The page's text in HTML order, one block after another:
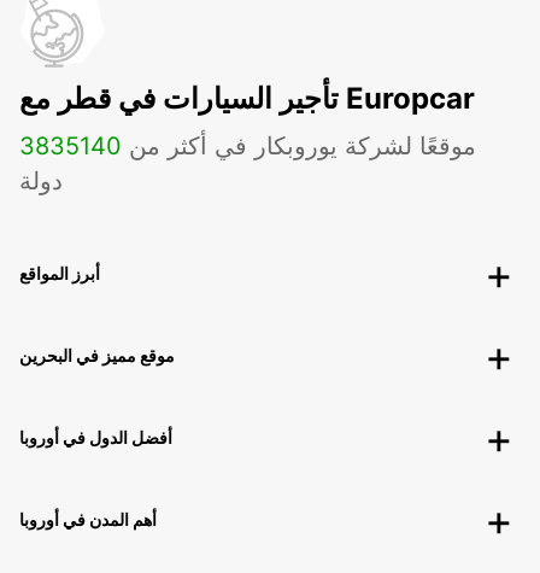
تأجير السيارات في قطر مع Europcar
3835 موقعًا لشركة يوروبكار في أكثر من 140
دولة
أبرز المواقع
موقع مميز في البحرين
أفضل الدول في أوروبا
أهم المدن في أوروبا